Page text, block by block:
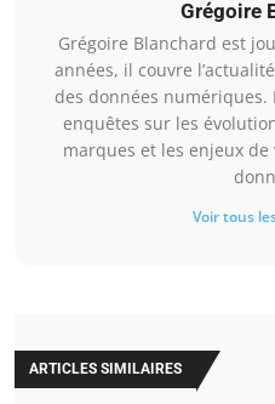
Grégoire
Grégoire Blanchard est
années, il couvre
des données
enquêtes sur les
marques et les enjeux
Voir tous
ARTICLES SIMILAIRES